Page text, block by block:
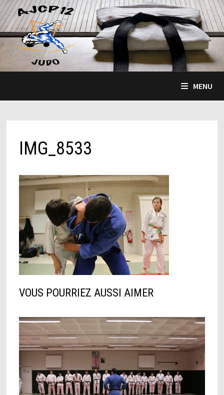
Passer
au
contenu
MENU
IMG_8533
VOUS POURRIEZ AUSSI AIMER